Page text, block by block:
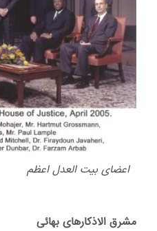
اعضای بیت العدل اعظم
مشرق الاذکارهای بهائی